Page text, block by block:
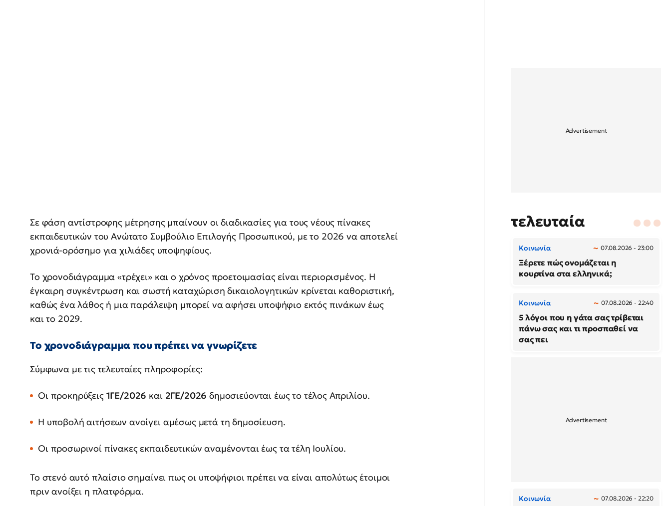
Σε φάση αντίστροφης μέτρησης μπαίνουν οι διαδικασίες για τους νέους πίνακες
εκπαιδευτικών του Ανώτατο Συμβούλιο Επιλογής Προσωπικού, με το 2026 να αποτελεί
χρονιά-ορόσημο για χιλιάδες υποψηφίους.
Το χρονοδιάγραμμα «τρέχει» και ο χρόνος προετοιμασίας είναι περιορισμένος. Η
έγκαιρη συγκέντρωση και σωστή καταχώριση δικαιολογητικών κρίνεται καθοριστική,
καθώς ένα λάθος ή μια παράλειψη μπορεί να αφήσει υποψήφιο εκτός πινάκων έως
και το 2029.
Το χρονοδιάγραμμα που πρέπει να γνωρίζετε
Σύμφωνα με τις τελευταίες πληροφορίες:
Οι προκηρύξεις 1ΓΕ/2026 και 2ΓΕ/2026 δημοσιεύονται έως το τέλος Απριλίου.
Η υποβολή αιτήσεων ανοίγει αμέσως μετά τη δημοσίευση.
Οι προσωρινοί πίνακες εκπαιδευτικών αναμένονται έως τα τέλη Ιουλίου.
Το στενό αυτό πλαίσιο σημαίνει πως οι υποψήφιοι πρέπει να είναι απολύτως έτοιμοι
πριν ανοίξει η πλατφόρμα.
τελευταία
Κοινωνία 07.08.2026 - 23:00
Ξέρετε πώς ονομάζεται η
κουρτίνα στα ελληνικά;
Κοινωνία 07.08.2026 - 22:40
5 λόγοι που η γάτα σας τρίβεται
πάνω σας και τι προσπαθεί να
σας πει
Κοινωνία 07.08.2026 - 22:20